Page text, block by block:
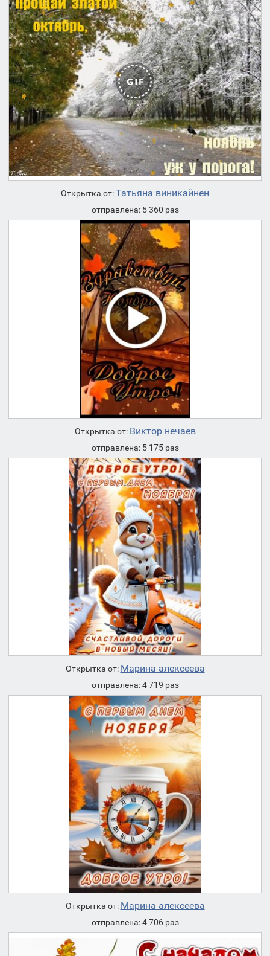
Открытка от:Татьяна виникайнен
отправлена: 5 360 раз
Открытка от: Виктор нечаев
отправлена: 5 175 раз
Открытка от: Марина алексеева
отправлена: 4 719 раз
Открытка от: Марина алексеева
отправлена: 4 706 раз